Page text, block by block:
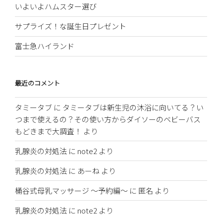
いよいよハムスター選び
サプライズ！な誕生日プレゼント
富士急ハイランド
最近のコメント
タミータブ に タミータブは新生児の沐浴に向いてる？い
つまで使えるの？その使い方からダイソーのベビーバス
もどきまで大調査！ より
乳腺炎の対処法 に note2 より
乳腺炎の対処法 に あーね より
桶谷式母乳マッサージ 〜予約編〜 に 匿名 より
乳腺炎の対処法 に note2 より